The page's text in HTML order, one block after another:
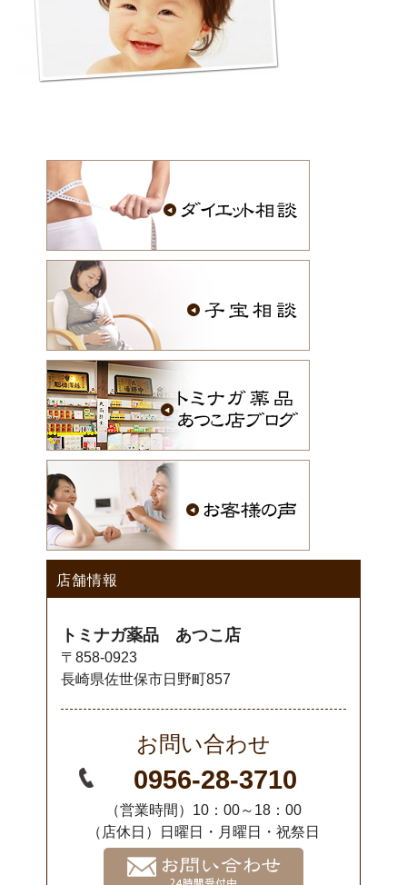
店舗情報
トミナガ薬品 あつこ店
〒858-0923
長崎県佐世保市日野町857
お問い合わせ
0956-28-3710
（営業時間）10：00～18：00
（店休日）日曜日・月曜日・祝祭日